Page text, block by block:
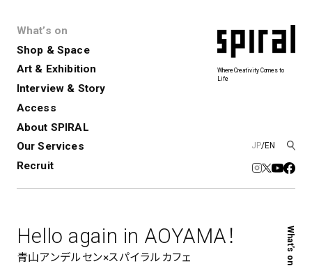
What’s on
Shop & Space
Art & Exhibition
Interview & Story
Access
About SPIRAL
Our Services
Recruit
JP/EN
Where Creativity Comes to
Life
Spiral
Spiral Market 6 Spiral Hall
Exhibition
展覧会やイベント
演劇やダンス、ライブ公演、イベント
Art Projects SICF
SPIRALのご紹介
レンタルスペース
コンサルティング 商品開発
新卒採用
アルバイト・その他
Hello again in AOYAMA！
青山アンデルセン×スパイラルカフェ What’s on